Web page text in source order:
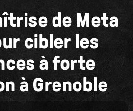
de Meta
cibler les
à forte
à Grenoble